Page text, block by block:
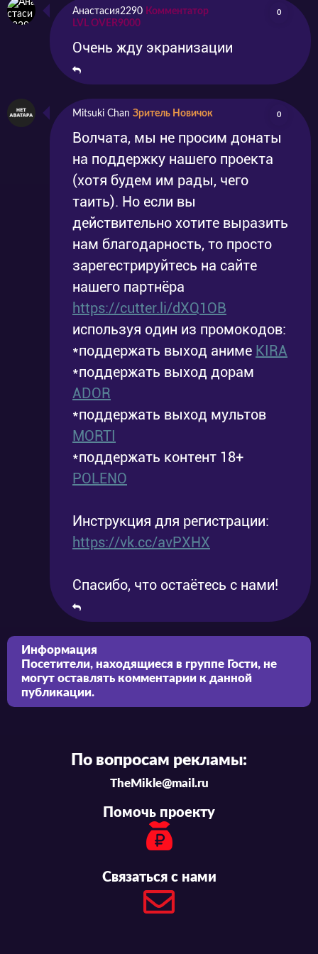
задача этого отважного мужчины – изгнать
демона. Но оказалось, Девятихвостый лис
крепко связан с душой невинной девушки,
так что, перед главным героем встаёт выбор:
убить юное создание, которое стало
заложником обстоятельств, или рискнуть
целым миром и найти альтернативное
решение этой проблемы. Как вы понимаете,
простые решения герой не выбирает. Так что,
ему придётся столкнуться со множеством
испытаний на прочность и пройти опасный
путь во имя спасения человечества. И дай
бог, чтобы он не допустил ошибки в своих
Смотрите анимационный фильм «Цзян
Цзыя: легенда об обожествлении» онлайн в
хорошем качестве и русской озвучке
совершенно бесплатно на нашем сайте!
Анастасия2290 Комментатор
LVL OVER9000
0
Очень жду экранизации
Mitsuki Chan Зритель Новичок 0
Волчата, мы не просим донаты
на поддержку нашего проекта
(хотя будем им рады, чего
таить). Но если вы
действительно хотите выразить
нам благодарность, то просто
зарегестрируйтесь на сайте
нашего партнёра
https://cutter.li/dXQ1OB
используя один из промокодов:
*поддержать выход аниме KIRA
*поддержать выход дорам
ADOR
*поддержать выход мультов
MORTI
*поддержать контент 18+
POLENO
Инструкция для регистрации:
https://vk.cc/avPXHX
Спасибо, что остаётесь с нами!
Информация
Посетители, находящиеся в группе Гости, не
могут оставлять комментарии к данной
публикации.
По вопросам рекламы:
TheMikle@mail.ru
Помочь проекту
Связаться с нами